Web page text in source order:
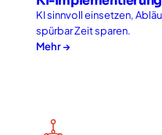
KI sinnvoll einsetzen,
spürbar Zeit sparen.
Mehr →